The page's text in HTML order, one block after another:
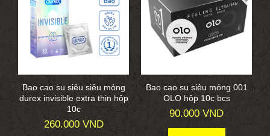
Bao cao su siêu siêu mỏng
durex invisible extra thin hộp
10c
260.000 VND
Bao cao su siêu mỏng 001
OLO hộp 10c bcs
90.000 VND